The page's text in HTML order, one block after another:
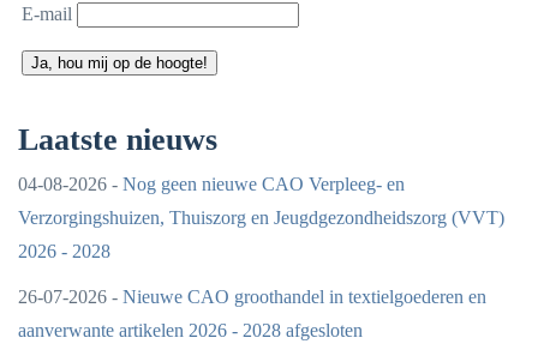
E-mail
Ja, hou mij op de hoogte!
Laatste nieuws
04-08-2026 - Nog geen nieuwe CAO Verpleeg- en
Verzorgingshuizen, Thuiszorg en Jeugdgezondheidszorg (VVT)
2026 - 2028
26-07-2026 - Nieuwe CAO groothandel in textielgoederen en
aanverwante artikelen 2026 - 2028 afgesloten